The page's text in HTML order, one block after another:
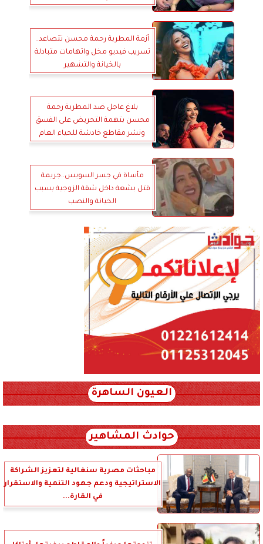
أزمة المطربة رحمة محسن تتصاعد..
تسريب فيديو مخل واتهامات متبادلة
بالخيانة والتشهير
بلاغ عاجل ضد المطربة رحمة
محسن بتهمة التحريض على الفسق
ونشر مقاطع خادشة للحياء العام
مأساة في جسر السويس..جريمة
قتل بشعة داخل شقة الزوجية بسبب
الخيانة والنصب
العيون الساهرة
حوادث المشاهير
مباحثات مصرية سنغالية لتعزيز الشراكة
الاستراتيجية ودعم جهود التنمية والاستقرار
في القارة...